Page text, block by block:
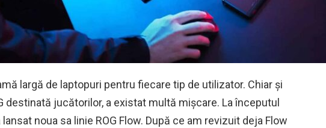
largă de laptopuri pentru fiecare tip de utilizator. Chiar și
destinată jucătorilor, a existat multă mișcare. La începutul
noua sa linie ROG Flow. După ce am revizuit deja Flow